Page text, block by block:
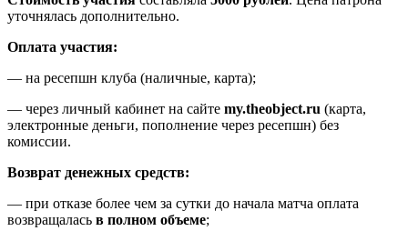
уточнялась дополнительно.
Оплата участия:
— на ресепшн клуба (наличные, карта);
— через личный кабинет на сайте my.theobject.ru (карта,
электронные деньги, пополнение через ресепшн) без
комиссии.
Возврат денежных средств:
— при отказе более чем за сутки до начала матча оплата
возвращалась в полном объеме;